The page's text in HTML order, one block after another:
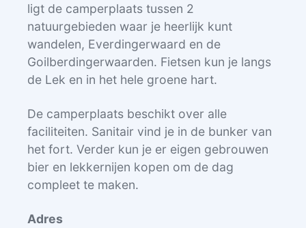
ligt de camperplaats tussen 2
natuurgebieden waar je heerlijk kunt
wandelen, Everdingerwaard en de
Goilberdingerwaarden. Fietsen kun je langs
de Lek en in het hele groene hart.
De camperplaats beschikt over alle
faciliteiten. Sanitair vind je in de bunker van
het fort. Verder kun je er eigen gebrouwen
bier en lekkernijen kopen om de dag
compleet te maken.
Adres